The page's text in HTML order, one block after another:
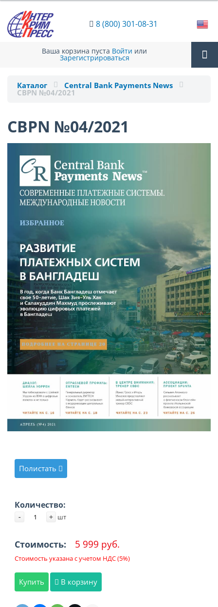
8 (800) 301-08-31
Ваша корзина пуста Войти или
Зарегистрироваться
Каталог Central Bank Payments News
CBPN №04/2021
CBPN №04/2021
Полистать
Количество:
- + шт
Стоимость: 5 999 руб.
Стоимость указана с учетом НДС (5%)
Купить В корзину